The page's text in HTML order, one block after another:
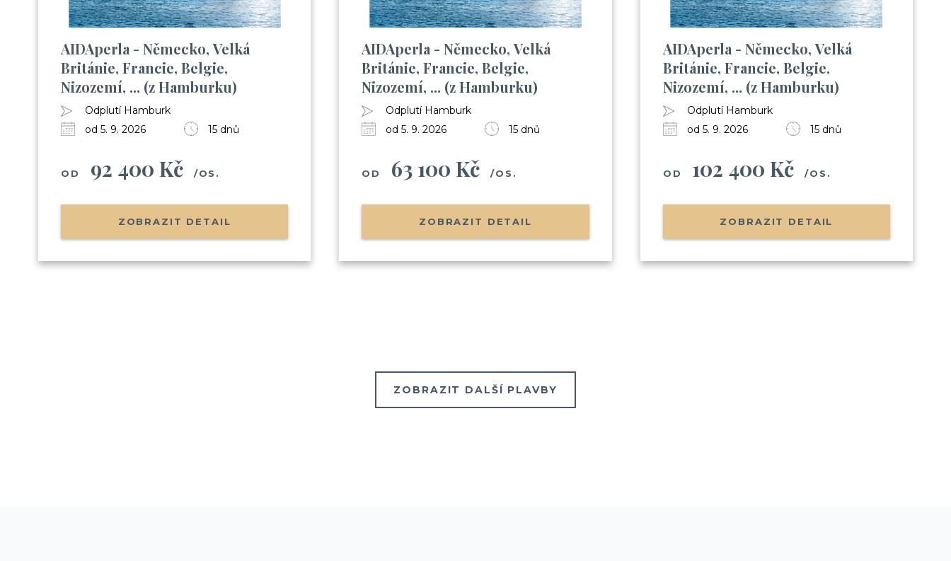
AIDAperla - Německo, Velká
Británie, Francie, Belgie,
Nizozemí, ... (z Hamburku)
Odplutí Hamburk
od 5. 9. 2026
15 dnů
OD 92 400 Kč /OS.
ZOBRAZIT DETAIL
AIDAperla - Německo, Velká
Británie, Francie, Belgie,
Nizozemí, ... (z Hamburku)
Odplutí Hamburk
od 5. 9. 2026
15 dnů
OD 63 100 Kč /OS.
ZOBRAZIT DETAIL
AIDAperla - Německo, Velká
Británie, Francie, Belgie,
Nizozemí, ... (z Hamburku)
Odplutí Hamburk
od 5. 9. 2026
15 dnů
OD 102 400 Kč /OS.
ZOBRAZIT DETAIL
ZOBRAZIT DALŠÍ PLAVBY